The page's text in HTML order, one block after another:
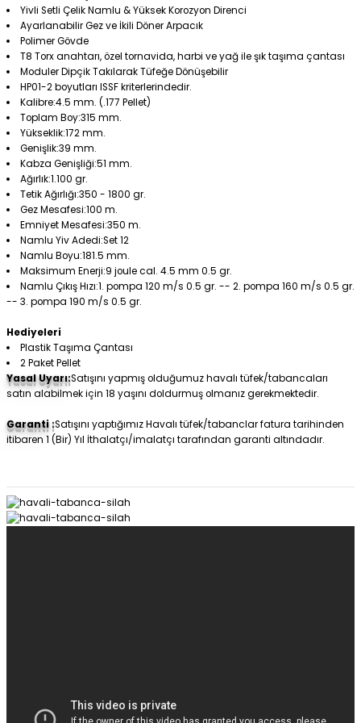
Yivli Setli Çelik Namlu & Yüksek Korozyon Direnci
Ayarlanabilir Gez ve İkili Döner Arpacık
Polimer Gövde
T8 Torx anahtarı, özel tornavida, harbi ve yağ ile şık taşıma çantası
Moduler Dipçik Takılarak Tüfeğe Dönüşebilir
HP01-2 boyutları ISSF kriterlerindedir.
Kalibre:4.5 mm. (.177 Pellet)
Toplam Boy:315 mm.
Yükseklik:172 mm.
Genişlik:39 mm.
Kabza Genişliği:51 mm.
Ağırlık:1.100 gr.
Tetik Ağırlığı:350 - 1800 gr.
Gez Mesafesi:100 m.
Emniyet Mesafesi:350 m.
Namlu Yiv Adedi:Set 12
Namlu Boyu:181.5 mm.
Maksimum Enerji:9 joule cal. 4.5 mm 0.5 gr.
Namlu Çıkış Hızı:1. pompa 120 m/s 0.5 gr. -- 2. pompa 160 m/s 0.5 gr.
-- 3. pompa 190 m/s 0.5 gr.
Hediyeleri
Plastik Taşıma Çantası
2 Paket Pellet
Yasal Uyarı:Satışını yapmış olduğumuz havalı tüfek/tabancaları
satın alabilmek için 18 yaşını doldurmuş olmanız gerekmektedir.
Garanti :Satışını yaptığımız Havalı tüfek/tabanclar fatura tarihinden
itibaren 1 (Bir) Yıl İthalatçı/imalatçı tarafından garanti altındadır.